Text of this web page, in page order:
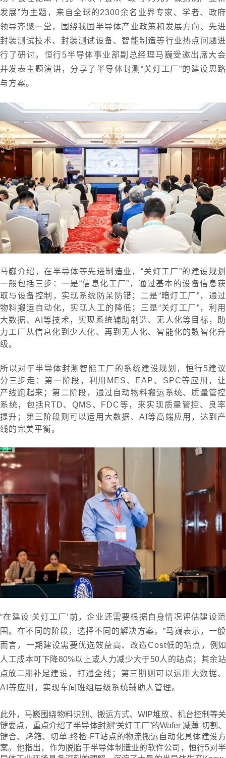
发展”为主题，来自全球的2300余名业界专家、学者、政府
领导齐聚一堂，围绕我国半导体产业政策和发展方向、先进
封装测试技术、封装测试设备、智能制造等行业热点问题进
行了研讨。恒行5半导体事业部副总经理马巍受邀出席大会
并发表主题演讲，分享了半导体封测“关灯工厂”的建设思路
与方案。
马巍介绍，在半导体等先进制造业，“关灯工厂”的建设规划
一般包括三步：一是“信息化工厂”，通过基本的设备信息获
取与设备控制，实现系统防呆防错；二是“暗灯工厂”，通过
物料搬运自动化，实现人工的降低；三是“关灯工厂”，利用
大数据、AI等技术，实现系统辅助制造、无人化等目标，助
力工厂从信息化到少人化、再到无人化、智能化的数智化升
级。
所以对于半导体封测智能工厂的系统建设规划，恒行5建议
分三步走：第一阶段，利用MES、EAP、SPC等应用，让
产线跑起来；第二阶段，通过自动物料搬运系统、质量管控
系统，包括RTD、QMS、FDC等，来实现质量管控、良率
提升；第三阶段则可以运用大数据、AI等高端应用，达到产
线的完美平衡。
“在建设‘关灯工厂’前，企业还需要根据自身情况评估建设范
围。在不同的阶段，选择不同的解决方案。”马巍表示，一般
而言，一期建设需要优选效益高、改造Cost低的站点， 例如
人工成本可下降80%以上或人力减少大于50人的站点；其余站
点放二期补足建设，打通全线；第三期则可以运用大数据、
AI等应用，实现车间班组层级系统辅助人管理。
此外，马巍围绕物料识别、搬运方式、WIP堆放、机台控制等关
键要点，重点介绍了半导体封测“关灯工厂”的Wafer 减薄-切割、
键合、烤箱、切单-终检-FT站点的物流搬运自动化具体建设方
案。他指出，作为脱胎于半导体制造业的软件公司，恒行5对半